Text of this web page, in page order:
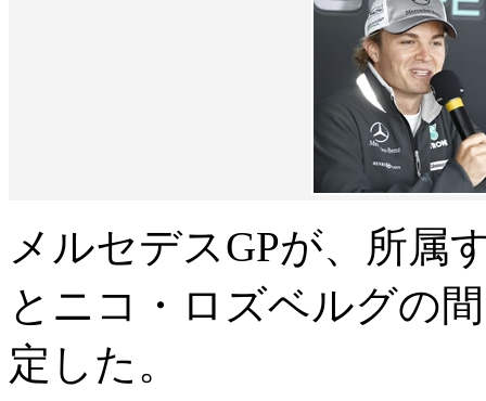
メルセデスGPが、所属
とニコ・ロズベルグの
定した。